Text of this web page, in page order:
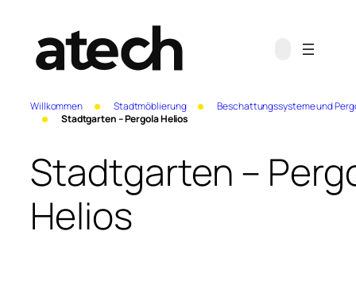
Willkommen Stadtmöblierung
Beschattungssysteme und
Stadtgarten – Pergola Helios
Stadtgarten –
Helios